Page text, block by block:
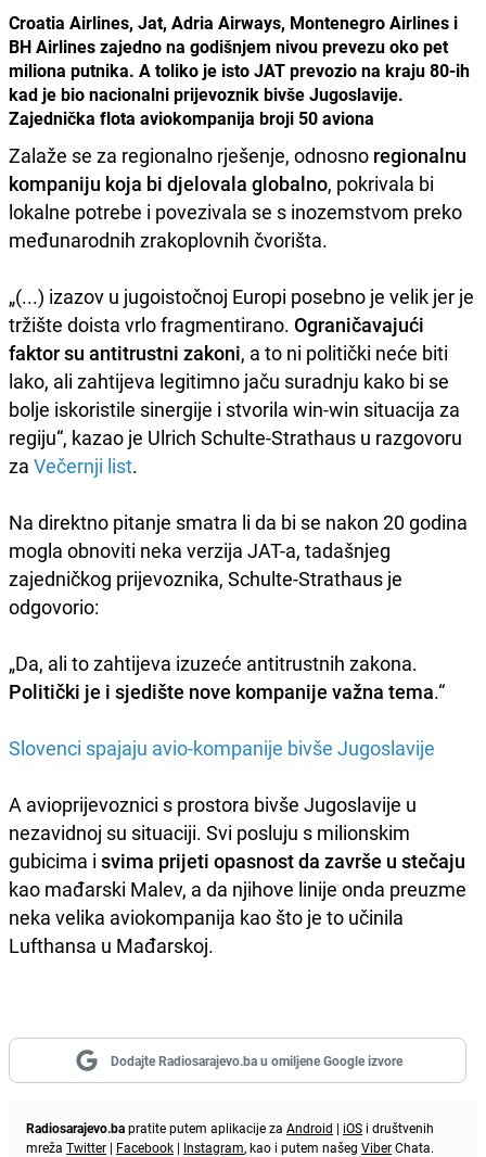
Croatia Airlines, Jat, Adria Airways, Montenegro Airlines i
BH Airlines zajedno na godišnjem nivou prevezu oko pet
miliona putnika. A toliko je isto JAT prevozio na kraju 80-ih
kad je bio nacionalni prijevoznik bivše Jugoslavije.
Zajednička flota aviokompanija broji 50 aviona
Zalaže se za regionalno rješenje, odnosno regionalnu
kompaniju koja bi djelovala globalno, pokrivala bi
lokalne potrebe i povezivala se s inozemstvom preko
međunarodnih zrakoplovnih čvorišta.
„(...) izazov u jugoistočnoj Europi posebno je velik jer je
tržište doista vrlo fragmentirano. Ograničavajući
faktor su antitrustni zakoni, a to ni politički neće biti
lako, ali zahtijeva legitimno jaču suradnju kako bi se
bolje iskoristile sinergije i stvorila win-win situacija za
regiju“, kazao je Ulrich Schulte-Strathaus u razgovoru
za Večernji list.
Na direktno pitanje smatra li da bi se nakon 20 godina
mogla obnoviti neka verzija JAT-a, tadašnjeg
zajedničkog prijevoznika, Schulte-Strathaus je
odgovorio:
„Da, ali to zahtijeva izuzeće antitrustnih zakona.
Politički je i sjedište nove kompanije važna tema.“
Slovenci spajaju avio-kompanije bivše Jugoslavije
A avioprijevoznici s prostora bivše Jugoslavije u
nezavidnoj su situaciji. Svi posluju s milionskim
gubicima i svima prijeti opasnost da završe u stečaju
kao mađarski Malev, a da njihove linije onda preuzme
neka velika aviokompanija kao što je to učinila
Lufthansa u Mađarskoj.
Dodajte Radiosarajevo.ba u omiljene Google izvore
Radiosarajevo.bapratite putem aplikacije za Android | iOS i društvenih
mreža Twitter | Facebook | Instagram, kao i putem našeg ViberChata.